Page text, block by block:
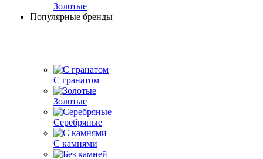
Золотые
Популярные бренды
С гранатом
Золотые
Серебряные
С камнями